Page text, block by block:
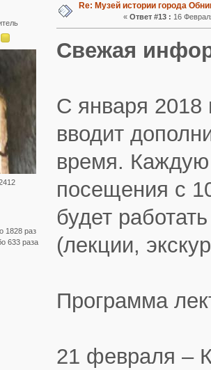
1828 раз
633 раза
Re: Музей истории города
« Ответ #13 : 16
Свежая
С января 2018
вводит
время.
посещения с
будет
(лекции,
Программа
21 февраля –